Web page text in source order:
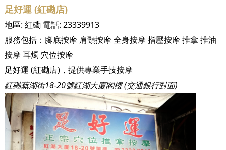
足好運 (紅磡店)
地區: 紅磡電話: 23339913
服務包括： 腳底按摩 肩頸按摩全身按摩指壓按摩推拿推油
按摩耳燭 穴位按摩
足好運 (紅磡店)，提供專業手技按摩
紅磡蕪湖街18-20號紅湖大廈閣樓 (交通銀行對面)